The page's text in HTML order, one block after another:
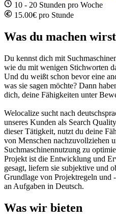
10 - 20 Stunden pro Woche
15.00€ pro Stunde
Was du machen
Du kennst dich mit
wie du mit wenigen Stichworten
Und du weißt schon bevor eine
was sie sagen möchte? Dann
dich, deine Fähigkeiten unter
Welocalize sucht nach
unseres Kunden als Search
dieser Tätigkeit, nutzt du deine
von Menschen nachzuvollziehen
Suchmaschinennutzung zu
Projekt ist die Entwicklung und
gesagt, liefern sie subjektive und
Grundlage von Projektregeln und
an Aufgaben in Deutsch.
Was wir bieten